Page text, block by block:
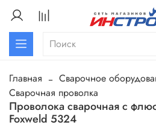
Главная
Сварочное
Сварочная проволка
Проволока сварочная с
Foxweld 5324